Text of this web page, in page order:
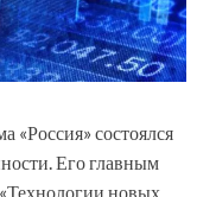
«Россия» состоялся
Его главным
новых